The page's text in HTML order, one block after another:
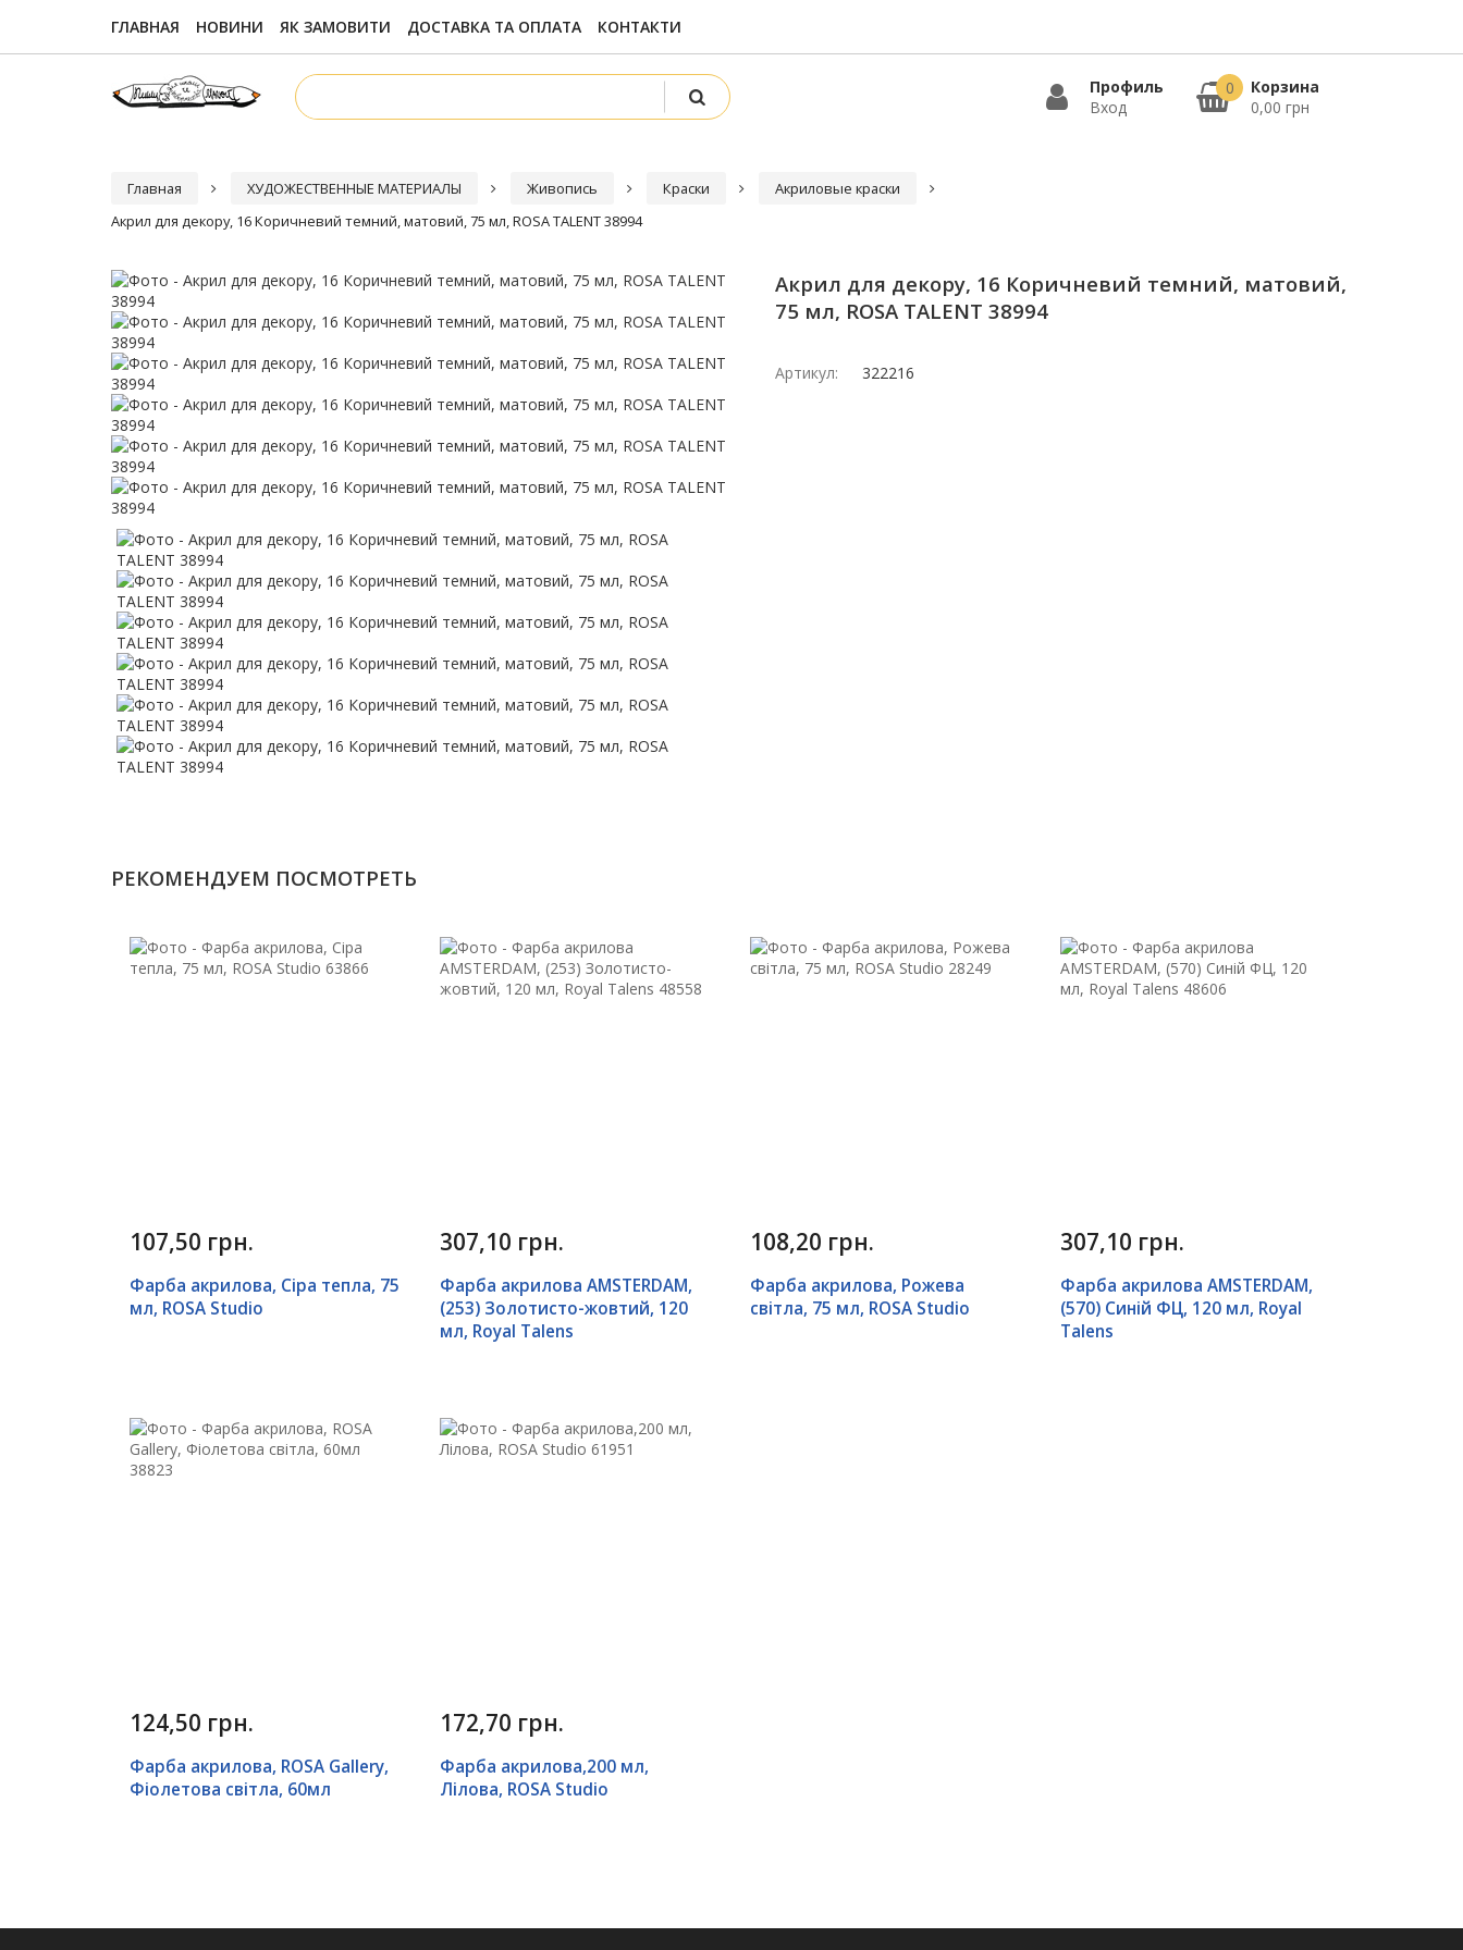
ГЛАВНАЯ НОВИНИ ЯК ЗАМОВИТИ ДОСТАВКА ТА ОПЛАТА КОНТАКТИ
Профиль
Вход
Корзина
0,00 грн
0
Главная ХУДОЖЕСТВЕННЫЕ МАТЕРИАЛЫ Живопись Краски
Акриловые краски
Акрил для декору, 16 Коричневий темний, матовий, 75 мл, ROSA TALENT 38994
Акрил для декору, 16 Коричневий темний, матовий,
75 мл, ROSA TALENT 38994
Артикул: 322216
РЕКОМЕНДУЕМ ПОСМОТРЕТЬ
107,50 грн.
Фарба акрилова, Сіра тепла, 75
мл, ROSA Studio
307,10 грн.
Фарба акрилова AMSTERDAM,
(253) Золотисто-жовтий, 120
мл, Royal Talens
108,20 грн.
Фарба акрилова, Рожева
світла, 75 мл, ROSA Studio
307,10 грн.
Фарба акрилова AMSTERDAM,
(570) Синій ФЦ, 120 мл, Royal
Talens
124,50 грн.
Фарба акрилова, ROSA Gallery,
Фіолетова світла, 60мл
172,70 грн.
Фарба акрилова,200 мл,
Лілова, ROSA Studio